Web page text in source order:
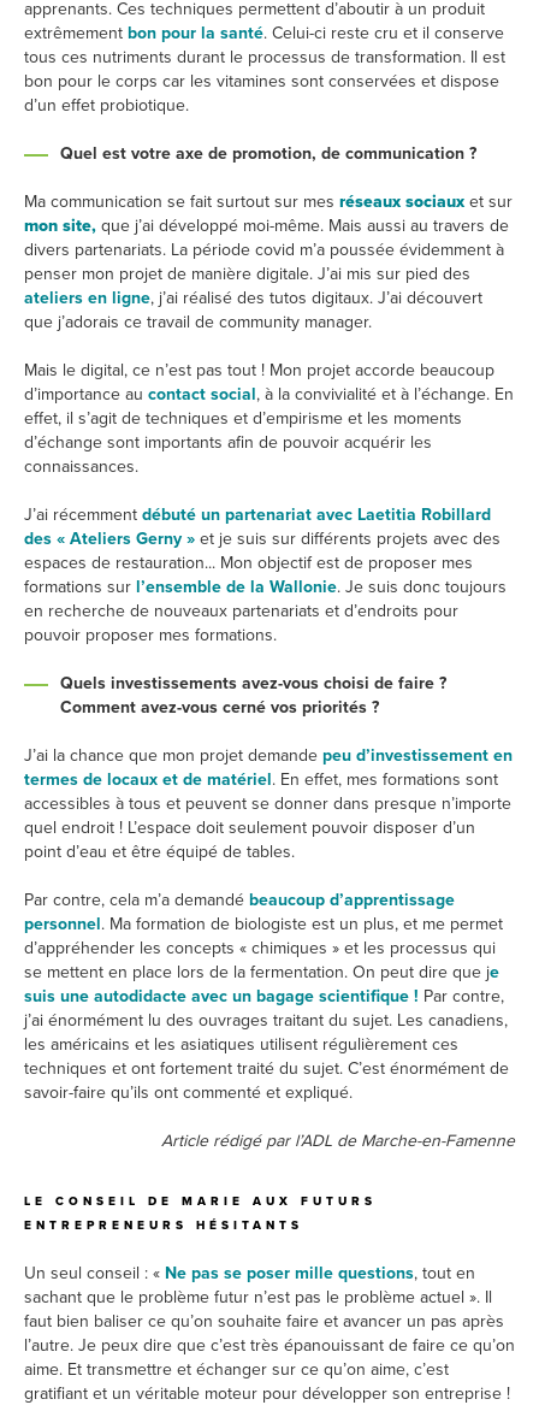
apprenants. Ces techniques permettent d’aboutir à un produit
extrêmement bon pour la santé. Celui-ci reste cru et il conserve
tous ces nutriments durant le processus de transformation. Il est
bon pour le corps car les vitamines sont conservées et dispose
d’un effet probiotique.
Quel est votre axe de promotion, de communication ?
Ma communication se fait surtout sur mes réseaux sociaux et sur
mon site, que j’ai développé moi-même. Mais aussi au travers de
divers partenariats. La période covid m’a poussée évidemment à
penser mon projet de manière digitale. J’ai mis sur pied des
ateliers en ligne, j’ai réalisé des tutos digitaux. J’ai découvert
que j’adorais ce travail de community manager.
Mais le digital, ce n’est pas tout ! Mon projet accorde beaucoup
d’importance au contact social, à la convivialité et à l’échange. En
effet, il s’agit de techniques et d’empirisme et les moments
d’échange sont importants afin de pouvoir acquérir les
connaissances.
J’ai récemment débuté un partenariat avec Laetitia Robillard
des « Ateliers Gerny » et je suis sur différents projets avec des
espaces de restauration... Mon objectif est de proposer mes
formations sur l’ensemble de la Wallonie. Je suis donc toujours
en recherche de nouveaux partenariats et d’endroits pour
pouvoir proposer mes formations.
Quels investissements avez-vous choisi de faire ?
Comment avez-vous cerné vos priorités ?
J’ai la chance que mon projet demande peu d’investissement en
termes de locaux et de matériel. En effet, mes formations sont
accessibles à tous et peuvent se donner dans presque n’importe
quel endroit ! L’espace doit seulement pouvoir disposer d’un
point d’eau et être équipé de tables.
Par contre, cela m’a demandé beaucoup d’apprentissage
personnel. Ma formation de biologiste est un plus, et me permet
d’appréhender les concepts « chimiques » et les processus qui
se mettent en place lors de la fermentation. On peut dire que je
suis une autodidacte avec un bagage scientifique ! Par contre,
j’ai énormément lu des ouvrages traitant du sujet. Les canadiens,
les américains et les asiatiques utilisent régulièrement ces
techniques et ont fortement traité du sujet. C’est énormément de
savoir-faire qu’ils ont commenté et expliqué.
Article rédigé par l’ADL de Marche-en-Famenne
LE CONSEIL DE MARIE AUX FUTURS
ENTREPRENEURS HÉSITANTS
Un seul conseil : « Ne pas se poser mille questions, tout en
sachant que le problème futur n’est pas le problème actuel ». Il
faut bien baliser ce qu’on souhaite faire et avancer un pas après
l’autre. Je peux dire que c’est très épanouissant de faire ce qu’on
aime. Et transmettre et échanger sur ce qu’on aime, c’est
gratifiant et un véritable moteur pour développer son entreprise !